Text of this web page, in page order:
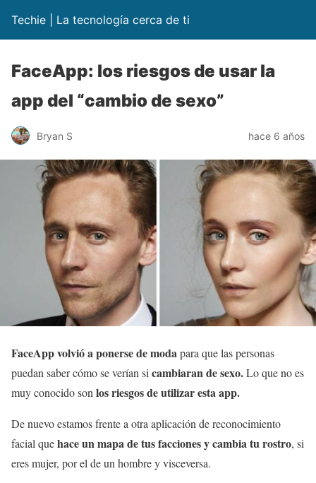
Techie | La tecnología cerca de ti
FaceApp: los riesgos de usar la
app del “cambio de sexo”
Bryan S hace 6 años
FaceApp volvió a ponerse de moda para que las personas
puedan saber cómo se verían si cambiaran de sexo.Lo que no es
muy conocido son los riesgos de utilizar esta app.
De nuevo estamos frente a otra aplicación de reconocimiento
facial quehace un mapa de tus facciones y cambia tu rostro, si
eres mujer, por el de un hombre y visceversa.